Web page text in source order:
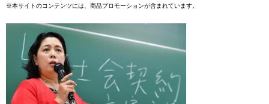
※本サイトのコンテンツには、商品プロモーションが含まれています。